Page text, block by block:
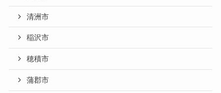
清洲市
稲沢市
穂積市
蒲郡市